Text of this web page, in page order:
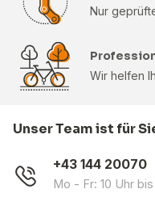
Nur
Wir helfen
Unser Team ist für
+43 144 20070
Mo - Fr: 10 Uhr